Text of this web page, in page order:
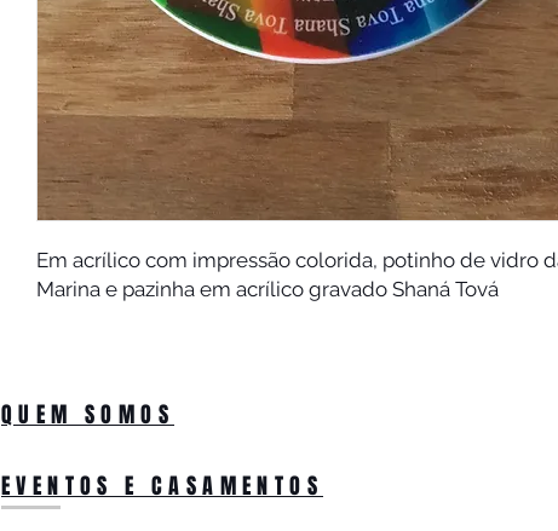
Em acrílico com impressão colorida, potinho de vidro
Marina e pazinha em acrílico gravado Shaná Tová
QUEM SOMOS
EVENTOS E CASAMENTOS